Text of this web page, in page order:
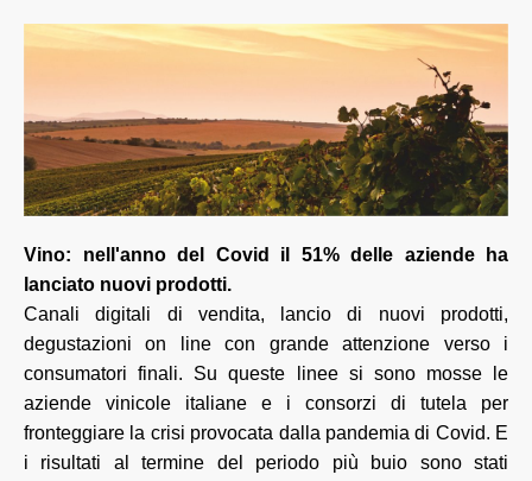
Vino: nell'anno del Covid il 51% delle aziende ha
lanciato nuovi prodotti.
Canali digitali di vendita, lancio di nuovi prodotti,
degustazioni on line con grande attenzione verso i
consumatori finali. Su queste linee si sono mosse le
aziende vinicole italiane e i consorzi di tutela per
fronteggiare la crisi provocata dalla pandemia di Covid. E
i risultati al termine del periodo più buio sono stati